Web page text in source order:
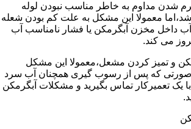
شدن مداوم به خاطر مناسب نبودن لوله
معمولا این مشکل به علت کم بودن شعله
داخل مخزن آبگرمکن یا فشار نامناسب آب
می کند.
و تمیز کردن مشعل،معمولا این مشکل
که پس از رسوب گیری همچنان آب سرد
یک تعمیرکار تماس بگیرید و مشکلات آبگرمکن